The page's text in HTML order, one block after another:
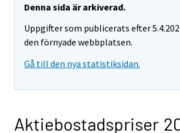
Denna sida är arkiverad.
Uppgifter som publicerats efter
den förnyade webbplatsen.
Gå till den nya statistiksidan.
Aktiebostadspriser